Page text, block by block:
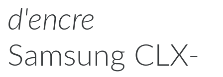
d'encre
Samsung CLX-